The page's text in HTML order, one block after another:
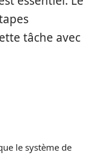
tâche avec
le système de